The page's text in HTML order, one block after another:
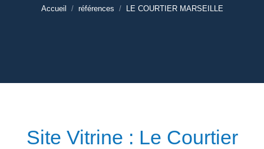
Accueil références LE COURTIER MARSEILLE
Site Vitrine : Le Courtier